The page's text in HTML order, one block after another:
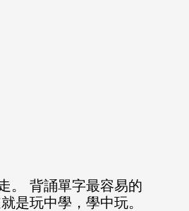
。 背誦單字最容易的
是玩中學，學中玩。